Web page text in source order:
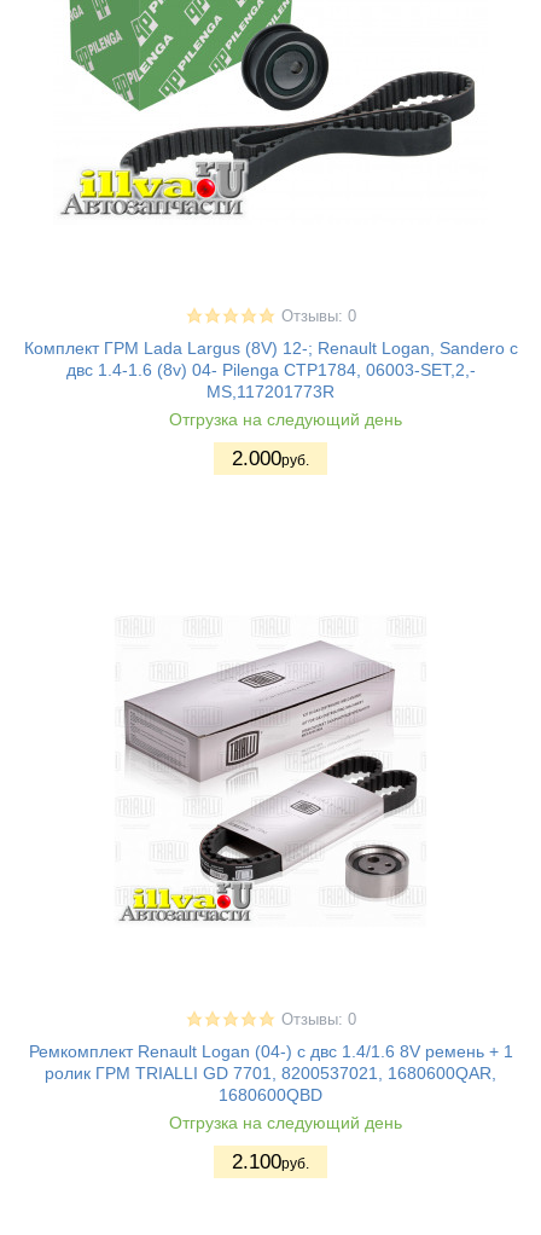
Отзывы: 0
Комплект ГРМ Lada Largus (8V) 12-; Renault Logan, Sandero с
двс 1.4-1.6 (8v) 04- Pilenga CTP1784, 06003-SET,2,-
MS,117201773R
Отгрузка на следующий день
2.000руб.
Отзывы: 0
Ремкомплект Renault Logan (04-) с двс 1.4/1.6 8V ремень + 1
ролик ГРМ TRIALLI GD 7701, 8200537021, 1680600QAR,
1680600QBD
Отгрузка на следующий день
2.100руб.